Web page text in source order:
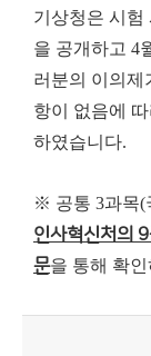
기상청은 시험
을 공개하고 4
러분의 이의제
항이 없음에
하였습니다.
※ 공통 3과목(
인사혁신처의
문을 통해 확